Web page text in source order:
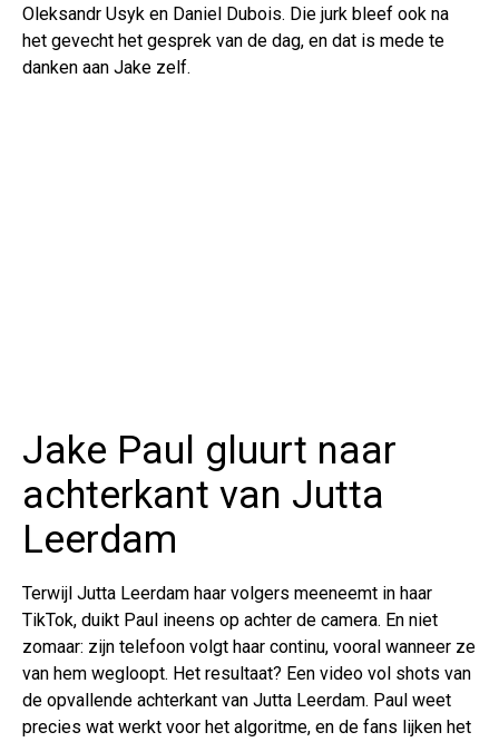
Oleksandr Usyk en Daniel Dubois. Die jurk bleef ook na
het gevecht het gesprek van de dag, en dat is mede te
danken aan Jake zelf.
Jake Paul gluurt naar
achterkant van Jutta
Leerdam
Terwijl Jutta Leerdam haar volgers meeneemt in haar
TikTok, duikt Paul ineens op achter de camera. En niet
zomaar: zijn telefoon volgt haar continu, vooral wanneer ze
van hem wegloopt. Het resultaat? Een video vol shots van
de opvallende achterkant van Jutta Leerdam. Paul weet
precies wat werkt voor het algoritme, en de fans lijken het